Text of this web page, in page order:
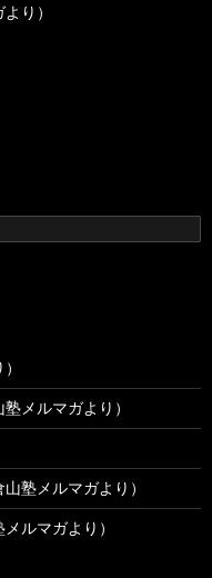
り）
メルマガより）
塾メルマガより）
ルマガより）